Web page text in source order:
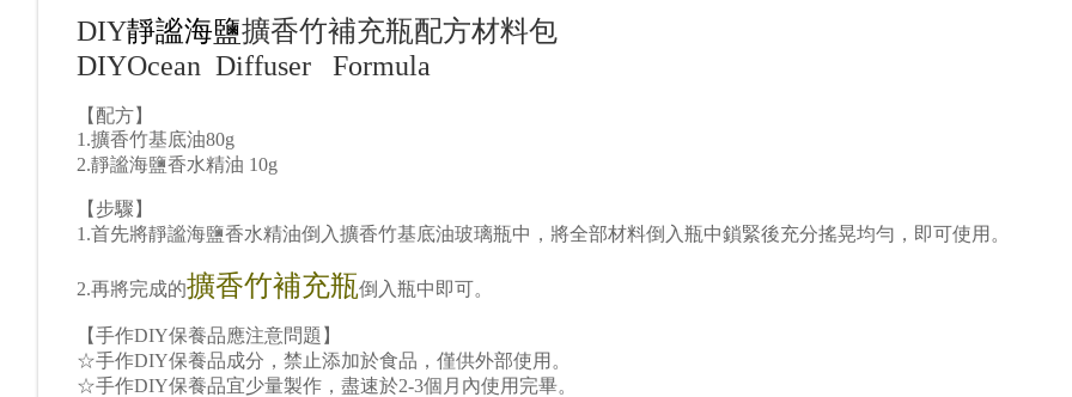
DIY靜謐海鹽擴香竹補充瓶配方材料包
DIYOcean Diffuser Formula
【 配方】
1.擴香竹基底油80g
2.靜謐海鹽香水精油 10g
【步驟】
1.首先將靜謐海鹽香水精油倒入擴香竹基底油玻璃瓶中 ， 將全部材料倒入瓶中鎖緊後充分搖晃均勻，即可使用 。
2.再將完成的擴香竹補充瓶倒入瓶中即可。
【手作DIY保養品應注意問題】
☆手作DIY保養品成分，禁止添加於食品，僅供外部使用。
☆手作DIY保養品宜少量製作，盡速於2-3個月內使用完畢。